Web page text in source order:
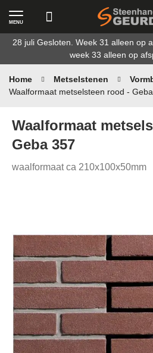
Ga
de
inhoud
28 juli Gesloten. Week 31 alleen op
week 33 alleen op
MENU
Home Metselstenen
Waalformaat metselsteen rood -
Waalformaat
Geba 357
waalformaat ca 210x100x50mm
afbeeldingen-
gallerij